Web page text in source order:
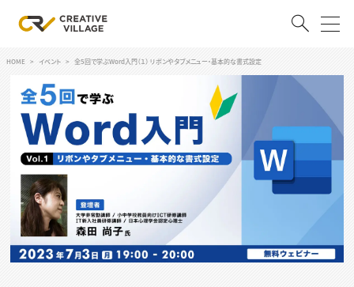
ログイン 会員登録
RECRUIT
クリエイター求人を探す
CREATIVE JOB求人検索
特集求人
採用説明会
転職支援サービス
CONTENTS
HOME イベント 全5回で学ぶWord入門（１） リボンやタブメニュー・基本的な書式設定